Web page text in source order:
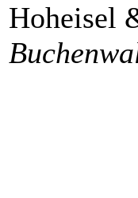
Hoheisel